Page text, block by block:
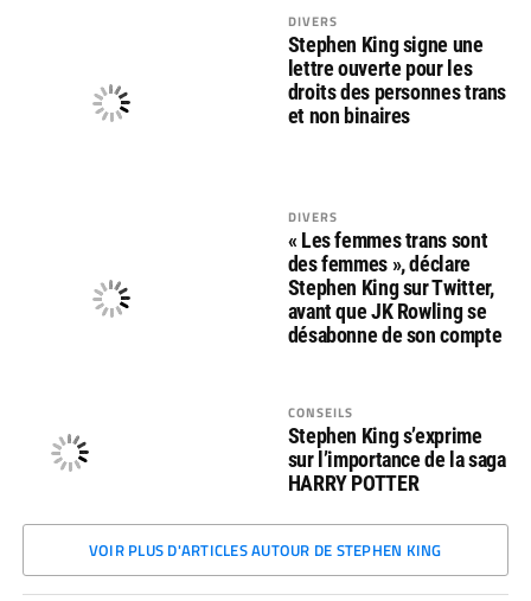
DIVERS
Stephen King signe une
lettre ouverte pour les
droits des personnes trans
et non binaires
DIVERS
« Les femmes trans sont
des femmes », déclare
Stephen King sur Twitter,
avant que JK Rowling se
désabonne de son compte
CONSEILS
Stephen King s’exprime
sur l’importance de la saga
HARRY POTTER
VOIR PLUS D'ARTICLES AUTOUR DE STEPHEN KING